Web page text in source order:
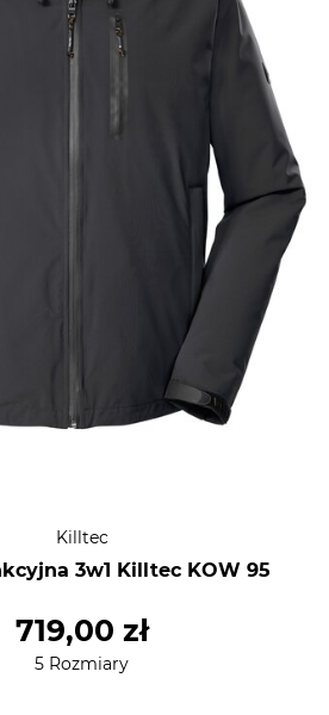
Killtec
3w1 Killtec KOW 95
719,00 zł
5 Rozmiary